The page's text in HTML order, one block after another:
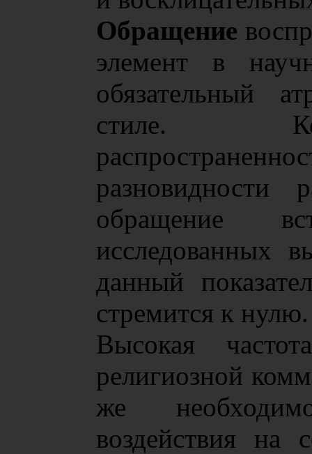
Обращение
элемент в
обязательный
стиле.
разновидности
обращение
исследованных
данный
стремится к нулю.
Высокая
религиозной
же
воздействия на